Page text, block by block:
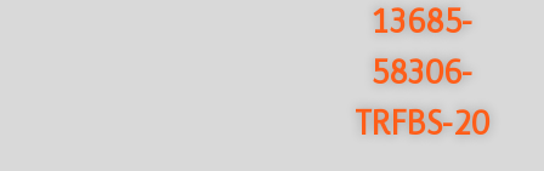
13685-
58306-
TRFBS-20